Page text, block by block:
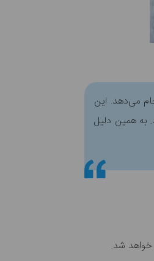
می‌دهد. این
به همین دلیل
خواهد شد.